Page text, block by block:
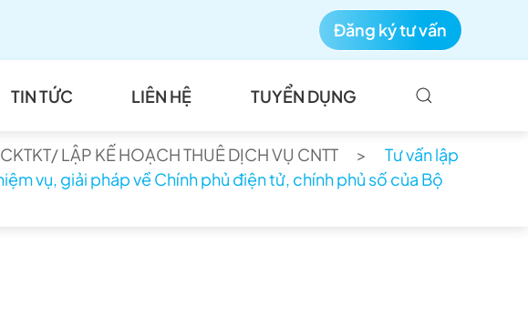
Đăng ký tư vấn
TIN TỨC LIÊN HỆ TUYỂN DỤNG
LẬP KẾ HOẠCH THUÊ DỊCH VỤ CNTT
Tư vấn lập
vụ, giải pháp về Chính phủ điện tử, chính phủ số của Bộ